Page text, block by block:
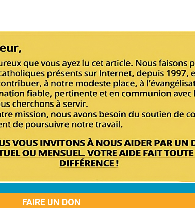
FAIRE UN DON